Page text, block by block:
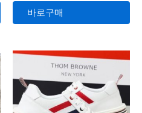
가
바로구매